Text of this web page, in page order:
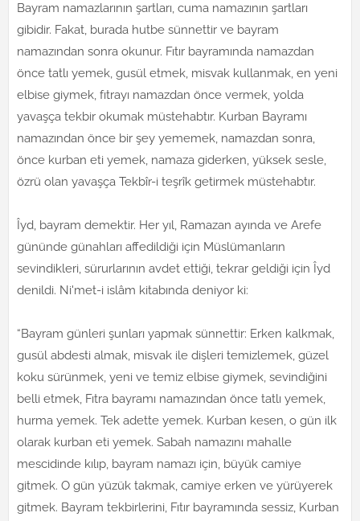
Bayram namazlarının şartları, cuma namazının şartları
gibidir. Fakat, burada hutbe sünnettir ve bayram
namazından sonra okunur. Fıtır bayramında namazdan
önce tatlı yemek, gusül etmek, misvak kullanmak, en yeni
elbise giymek, fıtrayı namazdan önce vermek, yolda
yavaşça tekbir okumak müstehabtır. Kurban Bayramı
namazından önce bir şey yememek, namazdan sonra,
önce kurban eti yemek, namaza giderken, yüksek sesle,
özrü olan yavaşça Tekbîr-i teşrîk getirmek müstehabtır.
Îyd, bayram demektir. Her yıl, Ramazan ayında ve Arefe
gününde günahları affedildiği için Müslümanların
sevindikleri, sürurlarının avdet ettiği, tekrar geldiği için Îyd
denildi. Ni'met-i islâm kitabında deniyor ki:
“Bayram günleri şunları yapmak sünnettir: Erken kalkmak,
gusül abdesti almak, misvak ile dişleri temizlemek, güzel
koku sürünmek, yeni ve temiz elbise giymek, sevindiğini
belli etmek, Fıtra bayramı namazından önce tatlı yemek,
hurma yemek. Tek adette yemek. Kurban kesen, o gün ilk
olarak kurban eti yemek. Sabah namazını mahalle
mescidinde kılıp, bayram namazı için, büyük camiye
gitmek. O gün yüzük takmak, camiye erken ve yürüyerek
gitmek. Bayram tekbirlerini, Fıtır bayramında sessiz, Kurban